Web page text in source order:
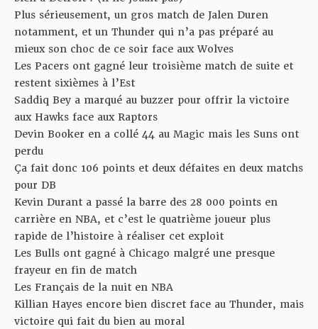
Plus sérieusement, un gros match de Jalen Duren
notamment, et un Thunder qui n’a pas préparé au
mieux son choc de ce soir face aux Wolves
Les Pacers ont gagné leur troisième match de suite et
restent sixièmes à l’Est
Saddiq Bey a marqué au buzzer pour offrir la victoire
aux Hawks face aux Raptors
Devin Booker en a collé 44 au Magic mais les Suns ont
perdu
Ça fait donc 106 points et deux défaites en deux matchs
pour DB
Kevin Durant a passé la barre des 28 000 points en
carrière en NBA, et c’est le quatrième joueur plus
rapide de l’histoire à réaliser cet exploit
Les Bulls ont gagné à Chicago malgré une presque
frayeur en fin de match
Les Français de la nuit en NBA
Killian Hayes encore bien discret face au Thunder, mais
victoire qui fait du bien au moral